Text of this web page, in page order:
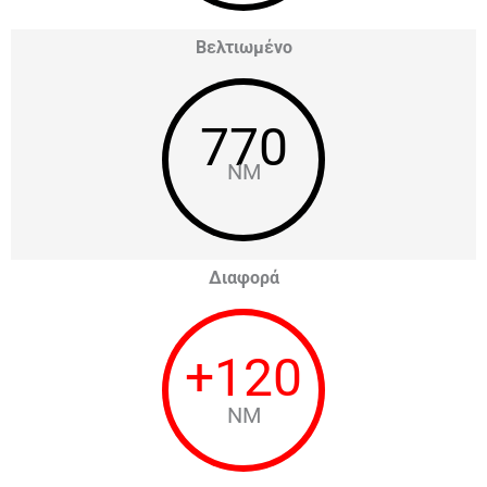
Βελτιωμένο
770
NM
Διαφορά
+120
NM